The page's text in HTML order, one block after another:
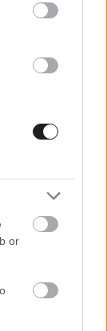
or
Citroën
Škoda